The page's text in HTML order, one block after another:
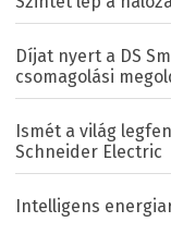
Díjat nyert a DS
csomagolási
Ismét a világ
Schneider Electric
Intelligens